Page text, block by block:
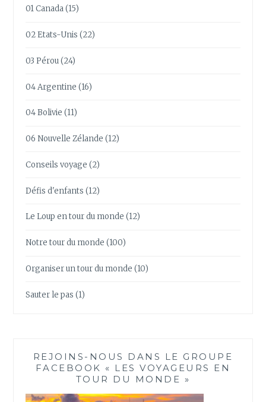
01 Canada(15)
02 Etats-Unis (22)
03 Pérou(24)
04 Argentine (16)
04 Bolivie (11)
06 Nouvelle Zélande (12)
Conseils voyage (2)
Défis d'enfants (12)
Le Loup en tour du monde (12)
Notre tour du monde (100)
Organiser un tour du monde (10)
Sauter le pas (1)
REJOINS-NOUS DANS LE GROUPE
FACEBOOK « LES VOYAGEURS EN
TOUR DU MONDE »